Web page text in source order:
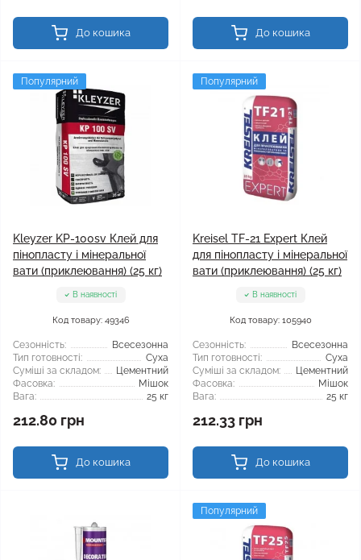
До кошика До кошика
Популярний
Kleyzer KP-100sv Клей для
пінопласту і мінеральної
вати (приклеювання) (25 кг)
В наявності
Код товару: 49346
Сезонність:
Всесезонна
Тип готовності:
Суха
Суміші за складом:
Цементний
Фасовка:
Мішок
Вага:
25 кг
212.80 грн
До кошика
Популярний
Kreisel TF-21 Expert Клей
для пінопласту і мінеральної
вати (приклеювання) (25 кг)
В наявності
Код товару: 105940
Сезонність:
Всесезонна
Тип готовності:
Суха
Суміші за складом:
Цементний
Фасовка:
Мішок
Вага:
25 кг
212.33 грн
До кошика
Популярний